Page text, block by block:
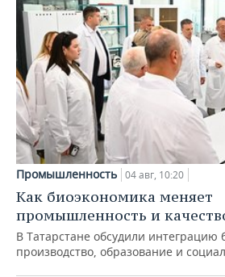
Промышленность 04 авг, 10:20
Как биоэкономика меняет
промышленность и
В Татарстане обсудили интеграцию
производство, образование и